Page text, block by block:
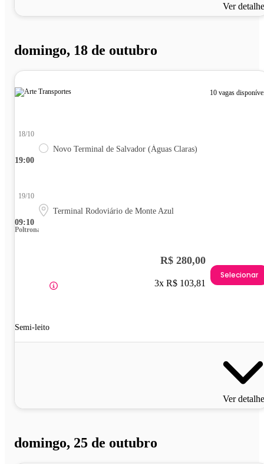
Ver
domingo, 18 de outubro
10 vagas
19:00
18/10
Novo Terminal de Salvador (Águas Claras)
09:10
19/10
Terminal Rodoviário de Monte Azul
Poltrona
Semi-leito
R$ 280,00
3x R$ 103,81
Selecionar
Ver
domingo, 25 de outubro